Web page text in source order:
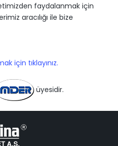
faydalanmak için
aracılığı ile bize
için tıklayınız.
üyesidir.